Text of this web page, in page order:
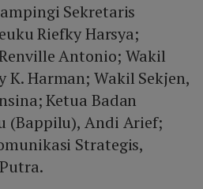
Sekretaris
Riefky Harsya;
Antonio; Wakil
K. Harman; Wakil Sekjen,
Ketua Badan
(Bappilu), Andi Arief;
Strategis,